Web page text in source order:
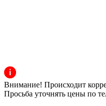
Внимание! Происходит
Просьба уточнять цены по